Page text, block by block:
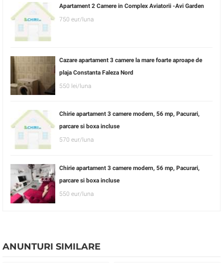
Apartament 2 Camere in Complex Aviatorii -Avi Garden
750 eur/luna
Cazare apartament 3 camere la mare foarte aproape de
plaja Constanta Faleza Nord
550 lei/luna
Chirie apartament 3 camere modern, 56 mp, Pacurari,
parcare si boxa incluse
570 eur/luna
Chirie apartament 3 camere modern, 56 mp, Pacurari,
parcare si boxa incluse
550 eur/luna
ANUNTURI SIMILARE